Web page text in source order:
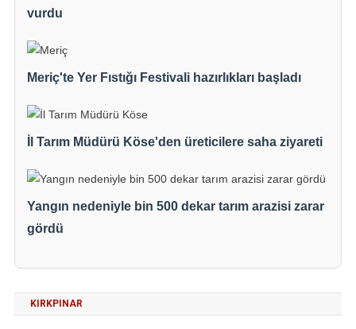
vurdu
Meriç'te Yer Fıstığı Festivali hazırlıkları başladı
İl Tarım Müdürü Köse'den üreticilere saha ziyareti
Yangın nedeniyle bin 500 dekar tarım arazisi zarar
gördü
KIRKPINAR